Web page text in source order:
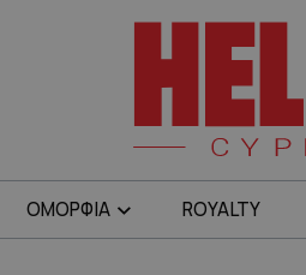
ΟΜΟΡΦΙΑ ROYALTY